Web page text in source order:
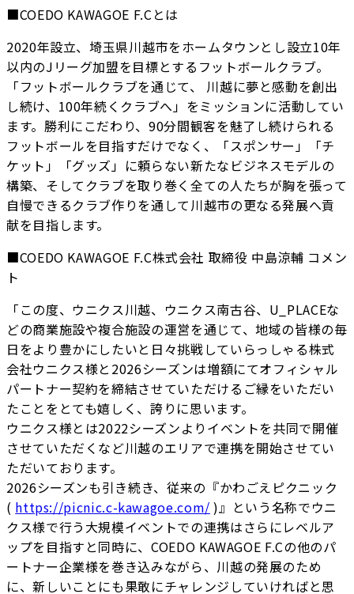
■COEDO KAWAGOE F.Cとは
2020年設立、埼玉県川越市をホームタウンとし設立10年
以内のJリーグ加盟を目標とするフットボールクラブ。
「フットボールクラブを通じて、 川越に夢と感動を創出
し続け、100年続くクラブへ」をミッションに活動してい
ます。勝利にこだわり、90分間観客を魅了し続けられる
フットボールを目指すだけでなく、「スポンサー」「チ
ケット」「グッズ」に頼らない新たなビジネスモデルの
構築、そしてクラブを取り巻く全ての人たちが胸を張って
自慢できるクラブ作りを通して川越市の更なる発展へ貢
献を目指します。
■COEDO KAWAGOE F.C株式会社 取締役 中島涼輔 コメン
ト
「この度、ウニクス川越、ウニクス南古谷、U_PLACEな
どの商業施設や複合施設の運営を通じて、地域の皆様の毎
日をより豊かにしたいと日々挑戦していらっしゃる株式
会社ウニクス様と2026シーズンは増額にてオフィシャル
パートナー契約を締結させていただけるご縁をいただい
たことをとても嬉しく、誇りに思います。
ウニクス様とは2022シーズンよりイベントを共同で開催
させていただくなど川越のエリアで連携を開始させてい
ただいております。
2026シーズンも引き続き、従来の『かわごえピクニック
( https://picnic.c-kawagoe.com/ )』という名称でウニ
クス様で行う大規模イベントでの連携はさらにレベルア
ップを目指すと同時に、COEDO KAWAGOE F.Cの他のパ
ートナー企業様を巻き込みながら、川越の発展のため
に、新しいことにも果敢にチャレンジしていければと思